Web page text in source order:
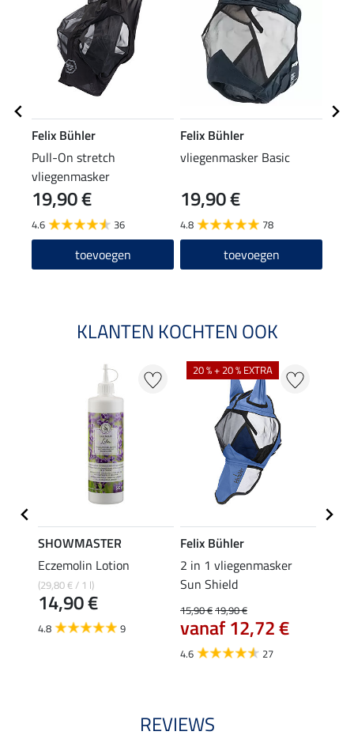
Felix Bühler
Pull-On stretch
vliegenmasker
19,90 €
4.6 36
toevoegen
Felix Bühler
vliegenmasker Basic
19,90 €
4.8 78
toevoegen
KLANTEN KOCHTEN OOK
SHOWMASTER
Eczemolin Lotion
(29,80 € / 1 l)
14,90 €
4.8 9
20 % + 20 % EXTRA
Felix Bühler
2 in 1 vliegenmasker
Sun Shield
15,90 €19,90 €
vanaf 12,72 €
4.6 27
REVIEWS